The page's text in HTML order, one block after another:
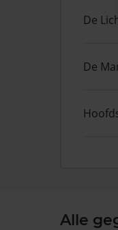
De
De
Alle